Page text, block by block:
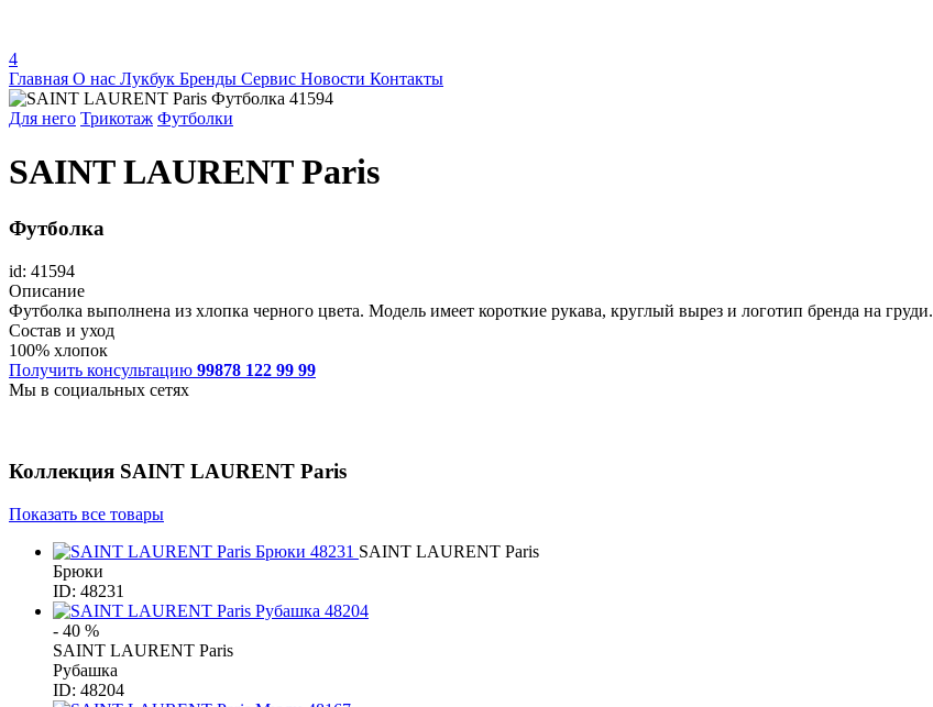
4
Главная О нас Лукбук Бренды Сервис Новости Контакты
Для него Трикотаж Футболки
SAINT LAURENT Paris
Футболка
id: 41594
Описание
Футболка выполнена из хлопка черного цвета. Модель имеет короткие рукава, круглый вырез и логотип бренда на груди.
Состав и уход
100% хлопок
Получить консультацию 99878 122 99 99
Мы в социальных сетях
Коллекция SAINT LAURENT Paris
Показать все товары
SAINT LAURENT Paris
Брюки
ID: 48231
- 40 %
SAINT LAURENT Paris
Рубашка
ID: 48204